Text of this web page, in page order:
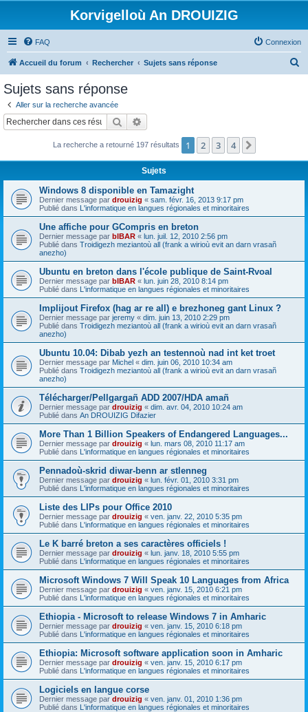
Korvigelloù An DROUIZIG
FAQ Connexion
Accueil du forum Rechercher Sujets sans réponse
c
Sujets sans réponse
Aller sur la recherche avancée
Rechercher
La recherche a retourné 197 résultats 1 2 3 4
Sujets
Windows 8 disponible en Tamazight
Dernier message par drouizig « sam. févr. 16, 2013 9:17 pm
Publié dans L'informatique en langues régionales et minoritaires
Une affiche pour GCompris en breton
Dernier message par bIBAR « lun. juil. 12, 2010 2:56 pm
Publié dans Troidigezh meziantoù all (frank a wirioù evit an darn vrasañ
anezho)
Ubuntu en breton dans l'école publique de Saint-Rvoal
Dernier message par bIBAR « lun. juin 28, 2010 8:14 pm
Publié dans L'informatique en langues régionales et minoritaires
Implijout Firefox (hag ar re all) e brezhoneg gant Linux ?
Dernier message par jeremy « dim. juin 13, 2010 2:29 pm
Publié dans Troidigezh meziantoù all (frank a wirioù evit an darn vrasañ
anezho)
Ubuntu 10.04: Dibab yezh an testennoù nad int ket troet
Dernier message par Michel « dim. juin 06, 2010 10:34 am
Publié dans Troidigezh meziantoù all (frank a wirioù evit an darn vrasañ
anezho)
Télécharger/Pellgargañ ADD 2007/HDA amañ
Dernier message par drouizig « dim. avr. 04, 2010 10:24 am
Publié dans An DROUIZIG Difazier
More Than 1 Billion Speakers of Endangered Languages...
Dernier message par drouizig « lun. mars 08, 2010 11:17 am
Publié dans L'informatique en langues régionales et minoritaires
Pennadoù-skrid diwar-benn ar stlenneg
Dernier message par drouizig « lun. févr. 01, 2010 3:31 pm
Publié dans L'informatique en langues régionales et minoritaires
Liste des LIPs pour Office 2010
Dernier message par drouizig « ven. janv. 22, 2010 5:35 pm
Publié dans L'informatique en langues régionales et minoritaires
Le K barré breton a ses caractères officiels !
Dernier message par drouizig « lun. janv. 18, 2010 5:55 pm
Publié dans L'informatique en langues régionales et minoritaires
Microsoft Windows 7 Will Speak 10 Languages from Africa
Dernier message par drouizig « ven. janv. 15, 2010 6:21 pm
Publié dans L'informatique en langues régionales et minoritaires
Ethiopia - Microsoft to release Windows 7 in Amharic
Dernier message par drouizig « ven. janv. 15, 2010 6:18 pm
Publié dans L'informatique en langues régionales et minoritaires
Ethiopia: Microsoft software application soon in Amharic
Dernier message par drouizig « ven. janv. 15, 2010 6:17 pm
Publié dans L'informatique en langues régionales et minoritaires
Logiciels en langue corse
Dernier message par drouizig « ven. janv. 01, 2010 1:36 pm
Publié dans L'informatique en langues régionales et minoritaires